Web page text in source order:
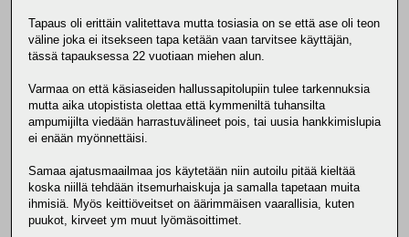
Tapaus oli erittäin valitettava mutta tosiasia on se että ase oli teon
väline joka ei itsekseen tapa ketään vaan tarvitsee käyttäjän,
tässä tapauksessa 22 vuotiaan miehen alun.
Varmaa on että käsiaseiden hallussapitolupiin tulee tarkennuksia
mutta aika utopistista olettaa että kymmeniltä tuhansilta
ampumijilta viedään harrastuvälineet pois, tai uusia hankkimislupia
ei enään myönnettäisi.
Samaa ajatusmaailmaa jos käytetään niin autoilu pitää kieltää
koska niillä tehdään itsemurhaiskuja ja samalla tapetaan muita
ihmisiä. Myös keittiöveitset on äärimmäisen vaarallisia, kuten
puukot, kirveet ym muut lyömäsoittimet.